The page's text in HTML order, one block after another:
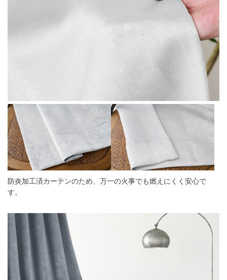
防炎加工済カーテンのため、万一の火事でも燃えにくく安心で
す。